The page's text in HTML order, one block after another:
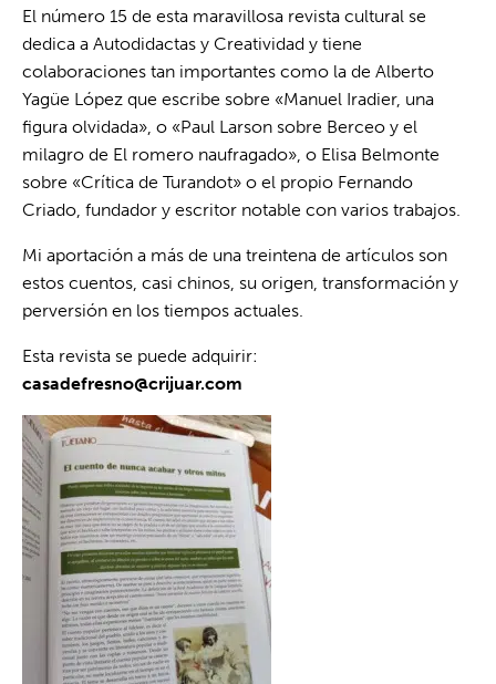
El número 15 de esta maravillosa revista cultural se
dedica a Autodidactas y Creatividad y tiene
colaboraciones tan importantes como la de Alberto
Yagüe López que escribe sobre «Manuel Iradier, una
figura olvidada», o «Paul Larson sobre Berceo y el
milagro de El romero naufragado», o Elisa Belmonte
sobre «Crítica de Turandot» o el propio Fernando
Criado, fundador y escritor notable con varios trabajos.
Mi aportación a más de una treintena de artículos son
estos cuentos, casi chinos, su origen, transformación y
perversión en los tiempos actuales.
Esta revista se puede adquirir:
casadefresno@crijuar.com